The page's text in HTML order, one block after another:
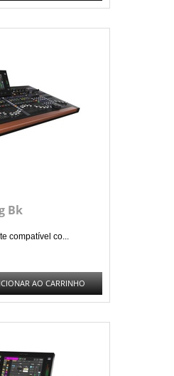
Bk
compatível co...
AO CARRINHO